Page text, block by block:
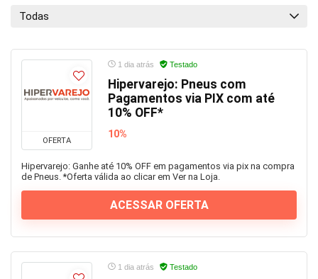
Todas
OFERTA
1 dia atrás Testado
Hipervarejo: Pneus com
Pagamentos via PIX com até
10% OFF*
10%
Hipervarejo: Ganhe até 10% OFF em pagamentos via pix na compra
de Pneus. *Oferta válida ao clicar em Ver na Loja.
ACESSAR OFERTA
1 dia atrás Testado